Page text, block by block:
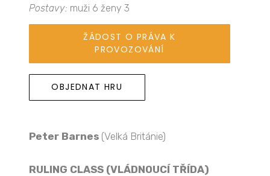
Postavy: muži 6 ženy 3
ŽÁDOST O PRÁVA K
PROVOZOVÁNÍ
OBJEDNAT HRU
Peter Barnes (Velká Británie)
RULING CLASS (VLÁDNOUCÍ TŘÍDA)